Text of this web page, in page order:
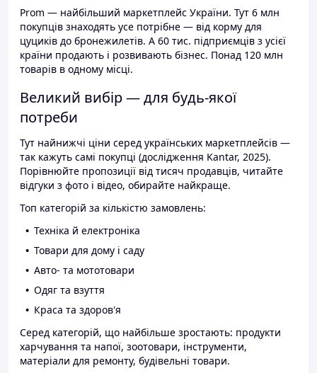
Prom — найбільший маркетплейс України. Тут 6 млн
покупців знаходять усе потрібне — від корму для
цуциків до бронежилетів. А 60 тис. підприємців з усієї
країни продають і розвивають бізнес. Понад 120 млн
товарів в одному місці.
Великий вибір — для будь-якої
потреби
Тут найнижчі ціни серед українських маркетплейсів —
так кажуть самі покупці (дослідження Kantar, 2025).
Порівнюйте пропозиції від тисяч продавців, читайте
відгуки з фото і відео, обирайте найкраще.
Топ категорій за кількістю замовлень:
Техніка й електроніка
Товари для дому і саду
Авто- та мототовари
Одяг та взуття
Краса та здоров'я
Серед категорій, що найбільше зростають: продукти
харчування та напої, зоотовари, інструменти,
матеріали для ремонту, будівельні товари.